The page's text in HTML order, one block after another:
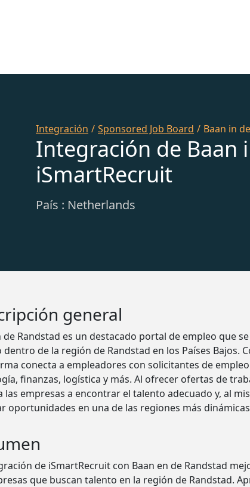
Integración / Sponsored Job Board / Baan in
Integración de Baan
iSmartRecruit
País : Netherlands
general
de Randstad es un destacado portal de empleo que
dentro de la región de Randstad en los Países Bajos.
conecta a empleadores con solicitantes de
finanzas, logística y más. Al ofrecer ofertas de
las empresas a encontrar el talento adecuado y, al
oportunidades en una de las regiones más dinámicas
de iSmartRecruit con Baan en de Randstad
que buscan talento en la región de Randstad.